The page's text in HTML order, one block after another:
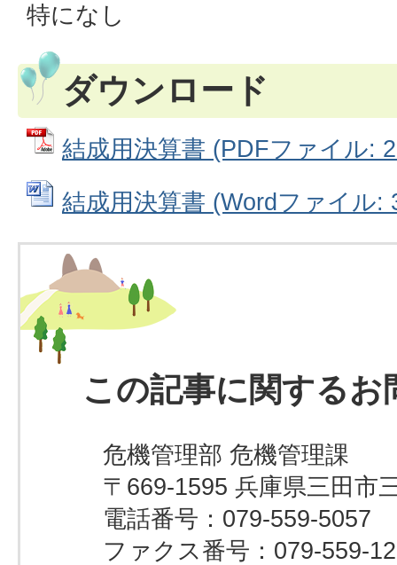
特になし
ダウンロード
結成用決算書 (PDFファイル:
結成用決算書 (Wordファイル:
この記事に関するお
危機管理部 危機管理課
〒669-1595 兵庫県三田市
電話番号：079-559-5057
ファクス番号：079-559-